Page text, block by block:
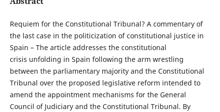
Requiem for the Constitutional Tribunal? A commentary of
the last case in the politicization of constitutional justice in
Spain – The article addresses the constitutional
crisis unfolding in Spain following the arm wrestling
between the parliamentary majority and the Constitutional
Tribunal over the proposed legislative reform intended to
amend the appointment mechanisms for the General
Council of Judiciary and the Constitutional Tribunal. By